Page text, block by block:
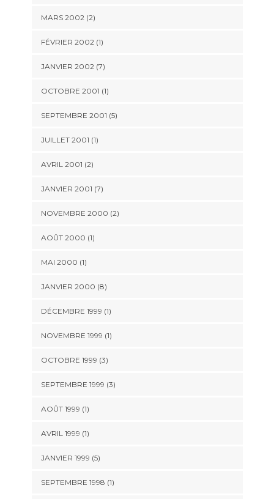
MARS 2002 (2)
FÉVRIER 2002 (1)
JANVIER 2002 (7)
OCTOBRE 2001 (1)
SEPTEMBRE 2001 (5)
JUILLET 2001 (1)
AVRIL 2001 (2)
JANVIER 2001 (7)
NOVEMBRE 2000 (2)
AOÛT 2000 (1)
MAI 2000 (1)
JANVIER 2000 (8)
DÉCEMBRE 1999 (1)
NOVEMBRE 1999 (1)
OCTOBRE 1999 (3)
SEPTEMBRE 1999 (3)
AOÛT 1999 (1)
AVRIL 1999 (1)
JANVIER 1999 (5)
SEPTEMBRE 1998 (1)